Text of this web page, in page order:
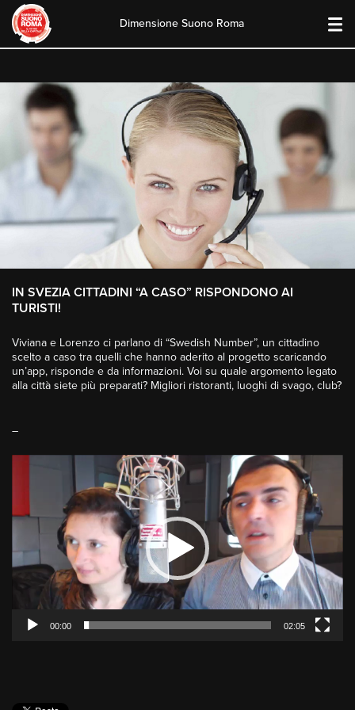
content
Dimensione Suono Roma
IN SVEZIA CITTADINI “A CASO” RISPONDONO AI
TURISTI!
Viviana e Lorenzo ci parlano di “Swedish Number”, un cittadino
scelto a caso tra quelli che hanno aderito al progetto scaricando
un’app, risponde e da informazioni. Voi su quale argomento legato
alla città siete più preparati? Migliori ristoranti, luoghi di svago, club?
–
00:00 02:05